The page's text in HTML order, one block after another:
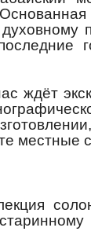
ждёт
местные